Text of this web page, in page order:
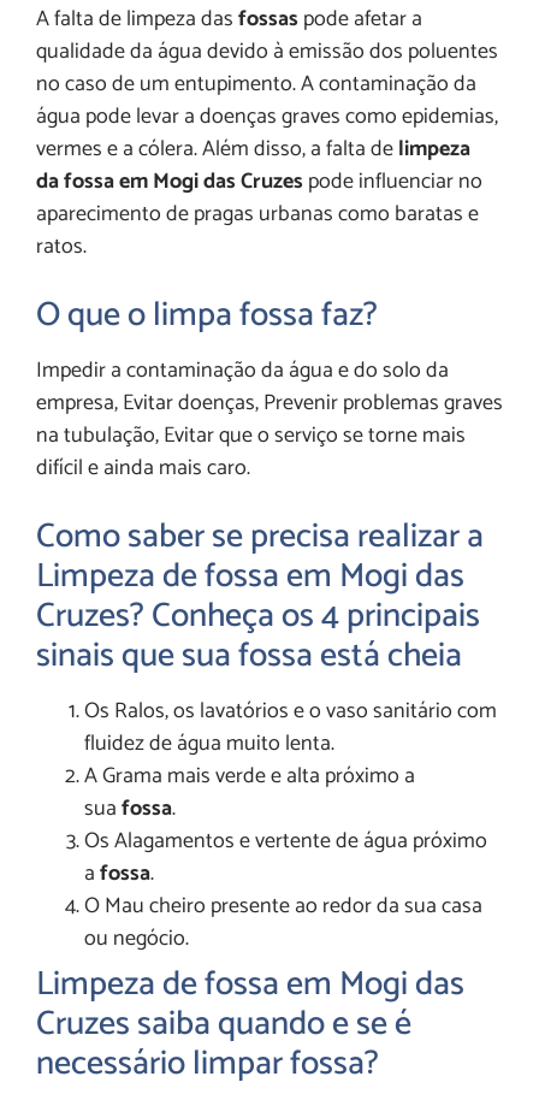
A falta de limpeza dasfossaspode afetar a
qualidade da água devido à emissão dos poluentes
no caso de um entupimento. A contaminação da
água pode levar a doenças graves como epidemias,
vermes e a cólera. Além disso, a falta delimpeza
da fossa em Mogi das Cruzespode influenciar no
aparecimento de pragas urbanas como baratas e
ratos.
O que o limpa fossa faz?
Impedir a contaminação da água e do solo da
empresa, Evitar doenças, Prevenir problemas graves
na tubulação, Evitar que o serviço se torne mais
difícil e ainda mais caro.
Como saber se precisa realizar a
Limpeza de fossa em Mogi das
Cruzes? Conheça os 4 principais
sinais que sua fossa está cheia
Os Ralos, os lavatórios e o vaso sanitário com
fluidez de água muito lenta.
A Grama mais verde e alta próximo a
suafossa.
Os Alagamentos e vertente de água próximo
afossa.
O Mau cheiro presente ao redor da sua casa
ou negócio.
Limpeza de fossa em Mogi das
Cruzes saiba quando e se é
necessário limpar fossa?